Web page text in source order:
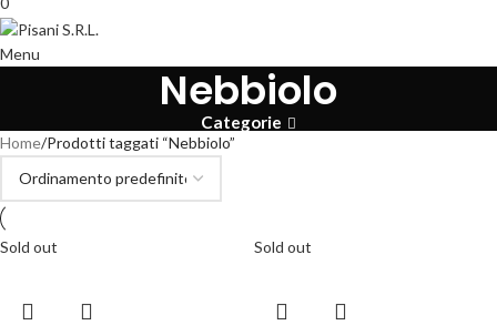
Menu
Nebbiolo
Categorie
Home Prodotti taggati “Nebbiolo”
Sold out Sold out